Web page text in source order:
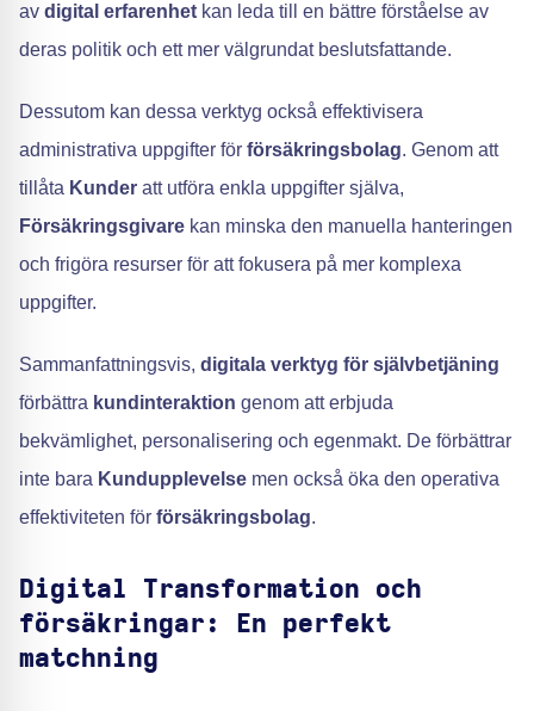
av digital erfarenhet kan leda till en bättre förståelse av
deras politik och ett mer välgrundat beslutsfattande.
Dessutom kan dessa verktyg också effektivisera
administrativa uppgifter för försäkringsbolag. Genom att
tillåta Kunder att utföra enkla uppgifter själva,
Försäkringsgivare kan minska den manuella hanteringen
och frigöra resurser för att fokusera på mer komplexa
uppgifter.
Sammanfattningsvis, digitala verktyg för självbetjäning
förbättra kundinteraktion genom att erbjuda
bekvämlighet, personalisering och egenmakt. De förbättrar
inte bara Kundupplevelse men också öka den operativa
effektiviteten för försäkringsbolag.
Digital Transformation och
försäkringar: En perfekt
matchning